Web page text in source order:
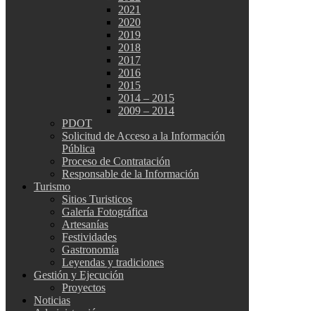
2021
2020
2019
2018
2017
2016
2015
2014 – 2015
2009 – 2014
PDOT
Solicitud de Acceso a la Información
Pública
Proceso de Contratación
Responsable de la Información
Turismo
Sitios Turisticos
Galería Fotográfica
Artesanías
Festividades
Gastronomía
Leyendas y tradiciones
Gestión y Ejecución
Proyectos
Noticias